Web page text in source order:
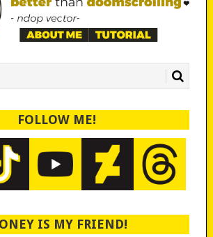
FOLLOW ME!
IS MY FRIEND!